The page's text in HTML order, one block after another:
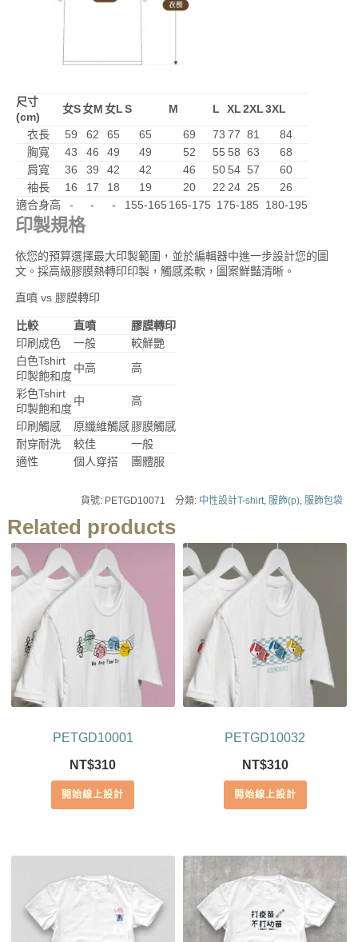
尺寸
(cm)
女S女M女LS M L XL2XL3XL
衣長
59 62 65 65 69 73 77 81
84
胸寬
43 46 49 49 52 55 58 63
68
肩寬
36 39 42 42 46 50 54 57
60
袖長
16 17 18 19 20 22 24 25
26
適合身高
- - - 155-165 165-175 175-185 180-195
印製規格
依您的預算選擇最大印製範圍，並於編輯器中進一步設計您的圖
文。採高級膠膜熱轉印印製，觸感柔軟，圖案鮮豔清晰。
直噴 vs 膠膜轉印
比較 直噴
膠膜轉印
印刷成色
一般
較鮮艷
白色Tshirt
印製飽和度
中高
高
彩色Tshirt
印製飽和度
中
高
印刷觸感
原纖維觸感膠膜觸感
耐穿耐洗
較佳
一般
適性
個人穿搭 團體服
貨號: PETGD10071 分類: 中性設計T-shirt,服飾(p),服飾包袋
Related products
PETGD10001
NT$310
開始線上設計
PETGD10032
NT$310
開始線上設計